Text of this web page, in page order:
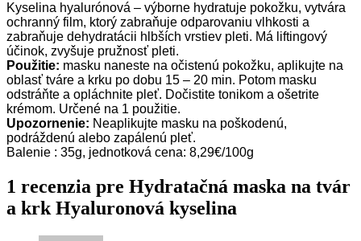
Kyselina hyalurónová – výborne hydratuje pokožku, vytvára
ochranný film, ktorý zabraňuje odparovaniu vlhkosti a
zabraňuje dehydratácii hlbších vrstiev pleti. Má liftingový
účinok, zvyšuje pružnosť pleti.
Použitie: masku naneste na očistenú pokožku, aplikujte na
oblasť tváre a krku po dobu 15 – 20 min. Potom masku
odstráňte a opláchnite pleť. Dočistite tonikom a ošetrite
krémom. Určené na 1 použitie.
Upozornenie: Neaplikujte masku na poškodenú,
podráždenú alebo zapálenú pleť.
Balenie : 35g, jednotková cena: 8,29€/100g
1 recenzia pre Hydratačná maska na tvár
a krk Hyaluronová kyselina